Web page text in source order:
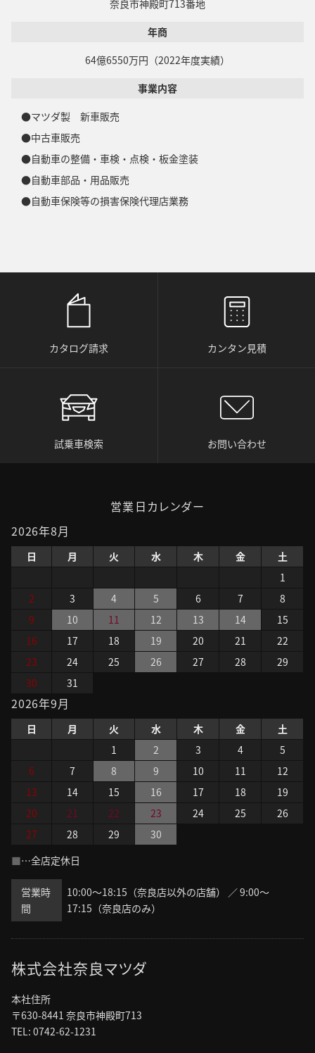
奈良市神殿町713番地
年商
64億6550万円（2022年度実績）
事業内容
マツダ製 新車販売
中古車販売
自動車の整備・車検・点検・板金塗装
自動車部品・用品販売
自動車保険等の損害保険代理店業務
カタログ請求 カンタン見積
試乗車検索 お問い合わせ
株式会社奈良マツダ
本社住所
〒630-8441 奈良市神殿町713
TEL: 0742-62-1231
営業日カレンダー
2026年8月
日 月 火 水 木 金
土
1
2
3 4 5 6 7
8
9
10 11 12 13 14
15
16
17 18 19 20 21
22
23
24 25 26 27 28
29
30
31
2026年9月
日 月 火 水 木 金
土
1
2 3 4
5
6
7 8 9 10 11
12
13
14 15 16 17 18
19
20
21 22 23 24 25
26
27
28 29
30
■…全店定休日
営業時
間
10:00～18:15（奈良店以外の店舗） ／9:00～
17:15（奈良店のみ）